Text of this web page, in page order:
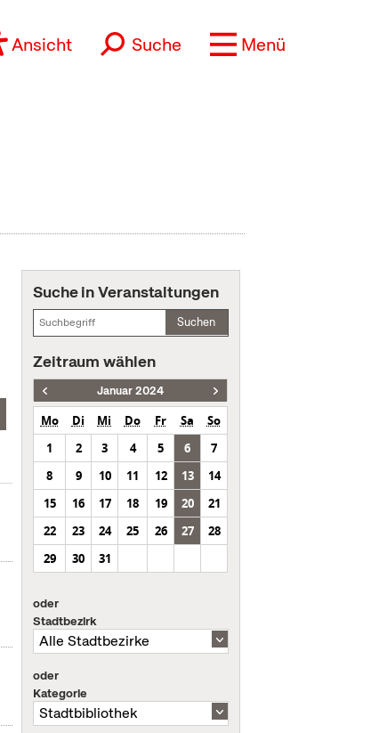
Ansicht Suche Menü
Suche in Veranstaltungen
Suchen
Zeitraum wählen
Januar 2024
Mo Di Mi Do Fr Sa
So
1
2 3 4 5 6
7
8
9 10 11 12 13
14
15
16 17 18 19 20
21
22
23 24 25 26 27
28
29
30 31
oder
Stadtbezirk
oder
Kategorie